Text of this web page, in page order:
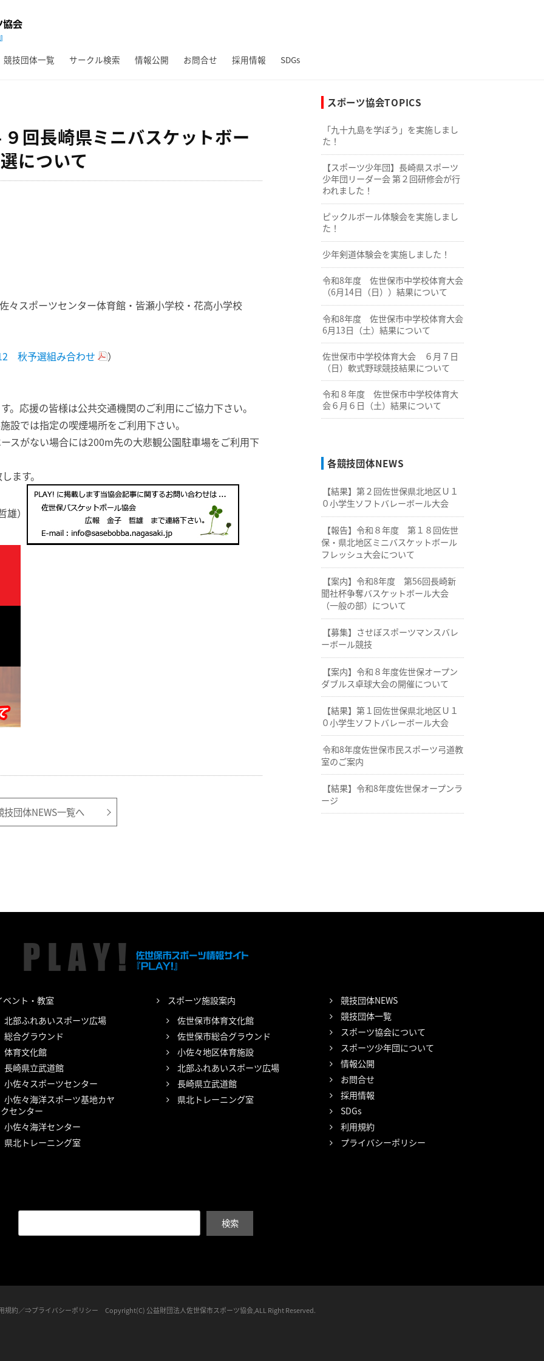
競技団体一覧 サークル検索 情報公開 お問合せ 採用情報 SDGs
回長崎県ミニバスケットボー
について
々スポーツセンター体育館・皆瀬小学校・花高小学校
秋予選組み合わせ ）
応援の皆様は公共交通機関のご利用にご協力下さい。
では指定の喫煙場所をご利用下さい。
スがない場合には200m先の大悲観公園駐車場をご利用下
ます。
）
技団体NEWS一覧へ
スポーツ協会TOPICS
「九十九島を学ぼう」を実施しまし
た！
【スポーツ少年団】長崎県スポーツ
少年団リーダー会 第２回研修会が行
われました！
ピックルボール体験会を実施しまし
た！
少年剣道体験会を実施しました！
令和8年度 佐世保市中学校体育大会
（6月14日（日））結果について
令和8年度 佐世保市中学校体育大会
6月13日（土）結果について
佐世保市中学校体育大会 ６月７日
（日）軟式野球競技結果について
令和８年度 佐世保市中学校体育大
会６月６日（土）結果について
各競技団体NEWS
【結果】第２回佐世保県北地区Ｕ１
０小学生ソフトバレーボール大会
【報告】令和８年度 第１８回佐世
保・県北地区ミニバスケットボール
フレッシュ大会について
【案内】令和8年度 第56回長崎新
聞社杯争奪バスケットボール大会
（一般の部）について
【募集】させぼスポーツマンスバレ
ーボール競技
【案内】令和８年度佐世保オープン
ダブルス卓球大会の開催について
【結果】第１回佐世保県北地区Ｕ１
０小学生ソフトバレーボール大会
令和8年度佐世保市民スポーツ弓道教
室のご案内
【結果】令和8年度佐世保オープンラ
ージ
ベント・教室
北部ふれあいスポーツ広場
総合グラウンド
体育文化館
長崎県立武道館
小佐々スポーツセンター
小佐々海洋スポーツ基地カヤ
センター
小佐々海洋センター
県北トレーニング室
スポーツ施設案内
佐世保市体育文化館
佐世保市総合グラウンド
小佐々地区体育施設
北部ふれあいスポーツ広場
長崎県立武道館
県北トレーニング室
競技団体NEWS
競技団体一覧
スポーツ協会について
スポーツ少年団について
情報公開
お問合せ
採用情報
SDGs
利用規約
プライバシーポリシー
検索
規約／⇒プライバシーポリシー Copyright(C) 公益財団法人佐世保市スポーツ協会,ALL Right Reserved.